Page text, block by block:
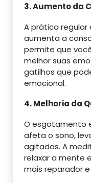
3. Aumento da
A prática
aumenta a
permite que
melhor suas
gatilhos que
emocional.
4. Melhoria da
O esgotamento
afeta o sono,
agitadas. A
relaxar a mente
mais reparador